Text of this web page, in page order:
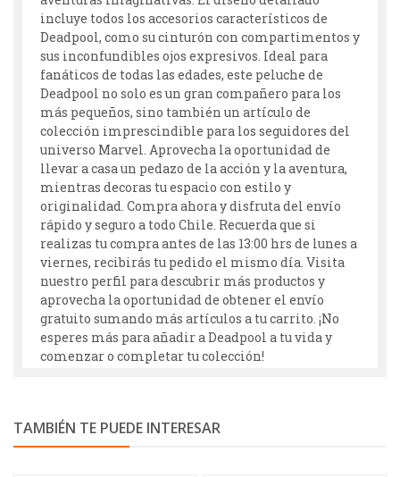
incluye todos los accesorios característicos de
Deadpool, como su cinturón con compartimentos y
sus inconfundibles ojos expresivos. Ideal para
fanáticos de todas las edades, este peluche de
Deadpool no solo es un gran compañero para los
más pequeños, sino también un artículo de
colección imprescindible para los seguidores del
universo Marvel. Aprovecha la oportunidad de
llevar a casa un pedazo de la acción y la aventura,
mientras decoras tu espacio con estilo y
originalidad. Compra ahora y disfruta del envío
rápido y seguro a todo Chile. Recuerda que si
realizas tu compra antes de las 13:00 hrs de lunes a
viernes, recibirás tu pedido el mismo día. Visita
nuestro perfil para descubrir más productos y
aprovecha la oportunidad de obtener el envío
gratuito sumando más artículos a tu carrito. ¡No
esperes más para añadir a Deadpool a tu vida y
comenzar o completar tu colección!
TAMBIÉN TE PUEDE INTERESAR